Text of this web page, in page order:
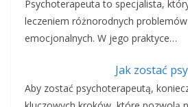
Psychoterapeuta to specjalista,
leczeniem różnorodnych
emocjonalnych. W jego praktyce…
Jak zostać
Aby zostać psychoterapeutą,